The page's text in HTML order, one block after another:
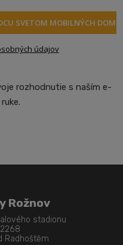
SVETOM MOBILNÝCH
údajov
rozhodnutie s naším e-
Rožnov
stadionu
Radhoštěm